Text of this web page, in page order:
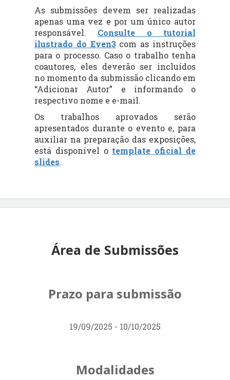
As submissões devem ser realizadas
apenas uma vez e por um único autor
responsável. Consulte o tutorial
ilustrado do Even3com as instruções
para o processo. Caso o trabalho tenha
coautores, eles deverão ser incluídos
no momento da submissão clicando em
“Adicionar Autor” e informando o
respectivo nome e e-mail.
Os trabalhos aprovados serão
apresentados durante o evento e, para
auxiliar na preparação das exposições,
está disponível o template oficial de
slides.
Área de Submissões
Prazo para submissão
19/09/2025 - 10/10/2025
Modalidades